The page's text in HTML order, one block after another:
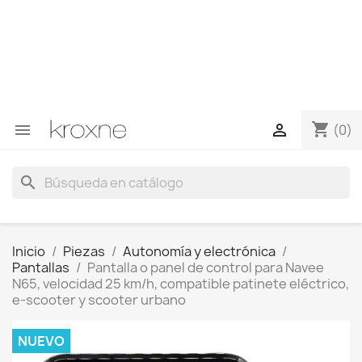
 shopping_cart (0)

search
Inicio Piezas
Autonomía y electrónica
Pantallas
Pantalla o panel de control para Navee
N65, velocidad 25 km/h, compatible patinete eléctrico,
e-scooter y scooter urbano
NUEVO